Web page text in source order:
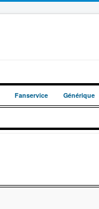
Fanservice Générique